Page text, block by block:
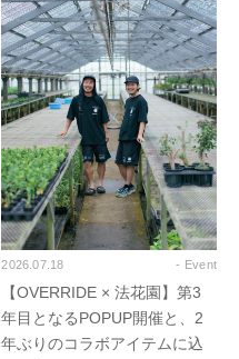
2026.07.18 - Event
【OVERRIDE × 法花園】第3
年目となるPOPUP開催と、2
年ぶりのコラボアイテムに込